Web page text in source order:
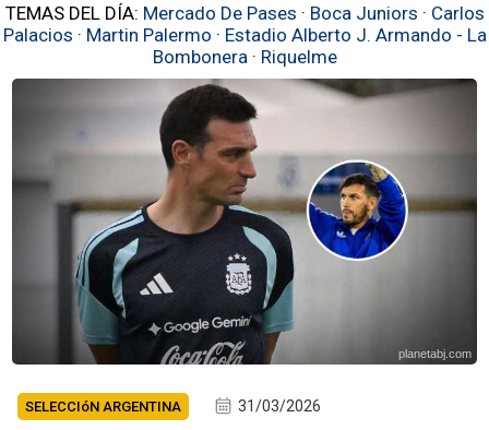
TEMAS DEL DÍA: Mercado De Pases · Boca Juniors · Carlos
Palacios · Martin Palermo · Estadio Alberto J. Armando - La
Bombonera · Riquelme
planetabj.com
SELECCIóN ARGENTINA 31/03/2026